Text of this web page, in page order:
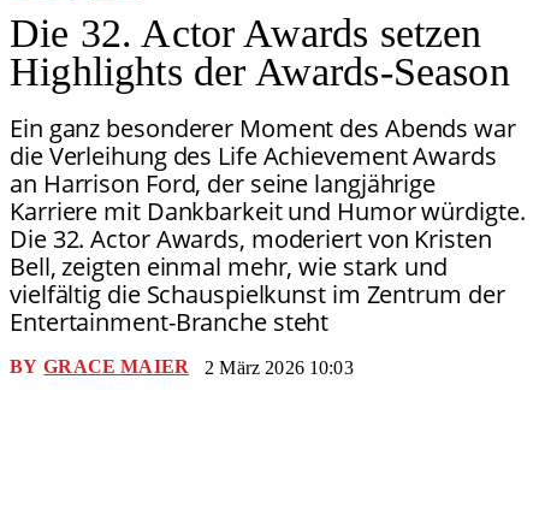
Die 32. Actor Awards setzen
Highlights der Awards-Season
Ein ganz besonderer Moment des Abends war
die Verleihung des Life Achievement Awards
an Harrison Ford, der seine langjährige
Karriere mit Dankbarkeit und Humor würdigte.
Die 32. Actor Awards, moderiert von Kristen
Bell, zeigten einmal mehr, wie stark und
vielfältig die Schauspielkunst im Zentrum der
Entertainment-Branche steht
BY GRACE MAIER 2 März 2026 10:03